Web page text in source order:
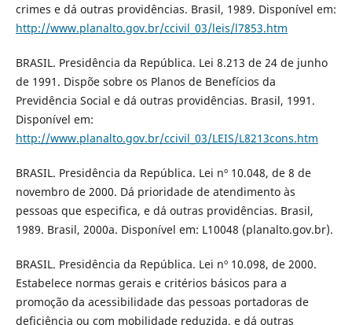
crimes e dá outras providências. Brasil, 1989. Disponível em:
http://www.planalto.gov.br/ccivil_03/leis/l7853.htm
BRASIL. Presidência da República. Lei 8.213 de 24 de junho
de 1991. Dispõe sobre os Planos de Benefícios da
Previdência Social e dá outras providências. Brasil, 1991.
Disponível em:
http://www.planalto.gov.br/ccivil_03/LEIS/L8213cons.htm
BRASIL. Presidência da República. Lei nº 10.048, de 8 de
novembro de 2000. Dá prioridade de atendimento às
pessoas que especifica, e dá outras providências. Brasil,
1989. Brasil, 2000a. Disponível em: L10048 (planalto.gov.br).
BRASIL. Presidência da República. Lei nº 10.098, de 2000.
Estabelece normas gerais e critérios básicos para a
promoção da acessibilidade das pessoas portadoras de
deficiência ou com mobilidade reduzida, e dá outras